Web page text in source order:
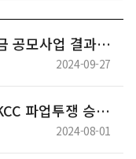
2024 화섬식품노조 사회연대기금 공모사업 결과 공고
2024-09-27
산별교섭 쟁취! 노조탄압 분쇄! KCC 파업투쟁 승리를 위한 화섬식품노조 결의대회
2024-08-01